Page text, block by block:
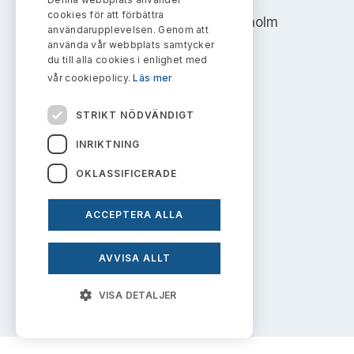
Ledamöter
Huvudmän
Publikationer och anföranden
Sök uttalanden
Avgifter
Prenumerera
Kontakt administrativa ärenden
Address: Box 7354, 103 90 Stockholm
info@aktiemarknadsnamnden.se
Om innehållet
Om webbplatsen
Kakor
Personuppgiftspolicy
Prenumerera på uttalanden
cookies för att förbättra
användarupplevelsen. Genom att
använda vår webbplats samtycker
du till alla cookies i enlighet med
vår cookiepolicy.Läs mer
STRIKT NÖDVÄNDIGT
INRIKTNING
OKLASSIFICERADE
ACCEPTERA ALLA
AVVISA ALLT
VISA DETALJER